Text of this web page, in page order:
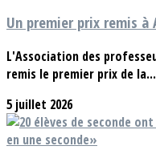
Un premier prix remis à
L'Association des
remis le premier prix de la...
5 juillet 2026